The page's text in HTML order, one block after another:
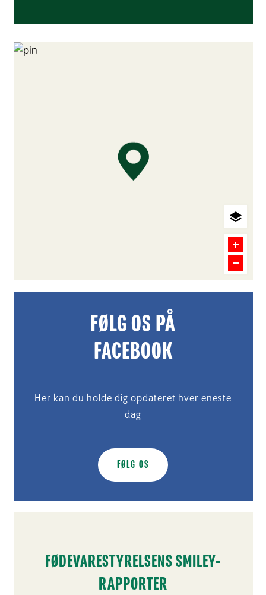
FØLG OS PÅ
FACEBOOK
Her kan du holde dig opdateret hver eneste
dag
FØLG OS
FØDEVARESTYRELSENS SMILEY-
RAPPORTER